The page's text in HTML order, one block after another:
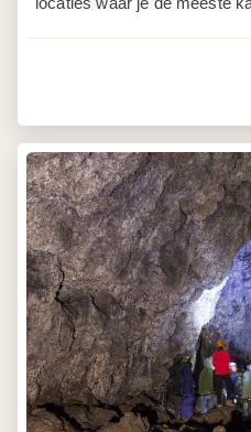
Vatnshellir
Korte excursie | IJsland
Vatnshellir Grot is een 8000